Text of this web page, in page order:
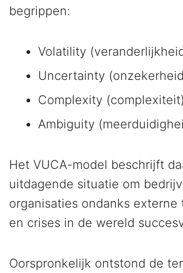
begrippen:
Volatility
Uncertainty
Complexity
Ambiguity
Het VUCA-model beschrijft
uitdagende situatie om
organisaties ondanks externe
en crises in de wereld
Oorspronkelijk ontstond de